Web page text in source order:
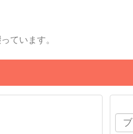
ています。